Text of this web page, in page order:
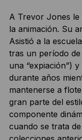
A Trevor Jones le
la animación. Su
Asistió a la
tras un período
una “expiación”)
durante años
mantenerse a
gran parte del
componente
cuando se trata